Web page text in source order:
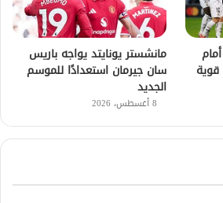
مانشستر يونايتد يواجه باريس
سان جيرمان استعدادًا للموسم
الجديد
8 أغسطس، 2026